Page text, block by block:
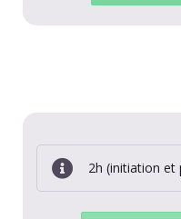
2h (initiation